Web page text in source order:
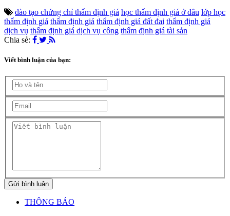
đào tạo chứng chỉ thẩm định giá học thẩm định giá ở đâu lớp học
thẩm định giá thẩm định giá thẩm định giá đất đai thẩm định giá
dịch vụ thẩm định giá dịch vụ công thẩm định giá tài sản
Chia sẻ:
Viết bình luận của bạn:
Gửi bình luận
THÔNG BÁO